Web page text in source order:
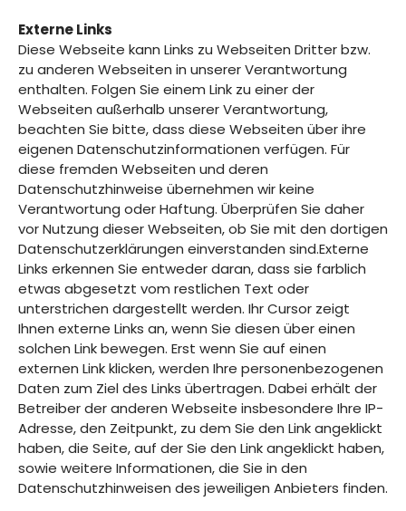
Externe Links
Diese Webseite kann Links zu Webseiten Dritter bzw.
zu anderen Webseiten in unserer Verantwortung
enthalten. Folgen Sie einem Link zu einer der
Webseiten außerhalb unserer Verantwortung,
beachten Sie bitte, dass diese Webseiten über ihre
eigenen Datenschutzinformationen verfügen. Für
diese fremden Webseiten und deren
Datenschutzhinweise übernehmen wir keine
Verantwortung oder Haftung. Überprüfen Sie daher
vor Nutzung dieser Webseiten, ob Sie mit den dortigen
Datenschutzerklärungen einverstanden sind.Externe
Links erkennen Sie entweder daran, dass sie farblich
etwas abgesetzt vom restlichen Text oder
unterstrichen dargestellt werden. Ihr Cursor zeigt
Ihnen externe Links an, wenn Sie diesen über einen
solchen Link bewegen. Erst wenn Sie auf einen
externen Link klicken, werden Ihre personenbezogenen
Daten zum Ziel des Links übertragen. Dabei erhält der
Betreiber der anderen Webseite insbesondere Ihre IP-
Adresse, den Zeitpunkt, zu dem Sie den Link angeklickt
haben, die Seite, auf der Sie den Link angeklickt haben,
sowie weitere Informationen, die Sie in den
Datenschutzhinweisen des jeweiligen Anbieters finden.